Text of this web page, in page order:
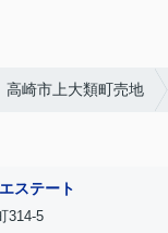
高崎市上大類町売地
ステート
314-5